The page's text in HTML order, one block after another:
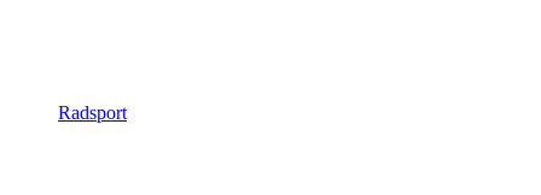
Radsport